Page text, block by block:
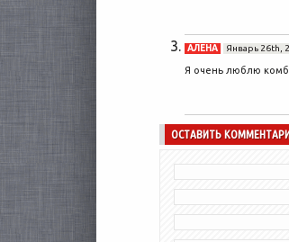
АЛЕНА Январь 26th,
Я очень люблю
ОСТАВИТЬ